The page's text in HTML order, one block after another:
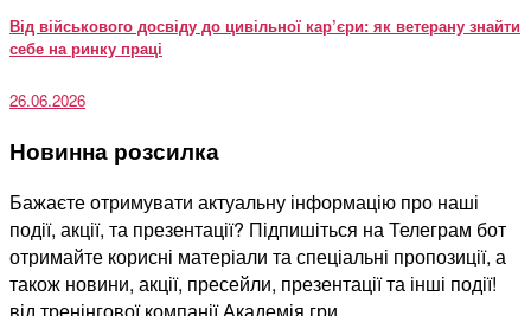
Від військового досвіду до цивільної кар’єри: як ветерану знайти
себе на ринку праці
26.06.2026
Новинна розсилка
Бажаєте отримувати актуальну інформацію про наші
події, акції, та презентації? Підпишіться на Телеграм бот
отримайте корисні матеріали та спеціальні пропозиції, а
також новини, акції, пресейли, презентації та інші події!